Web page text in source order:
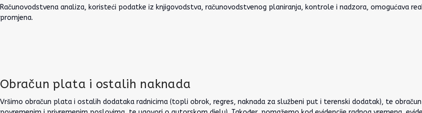
Računovodstvena analiza, koristeći podatke iz knjigovodstva, računovodstvenog planiranja, kontrole i nadzora, omogućava
promjena.
Obračun plata i ostalih naknada
Vršimo obračun plata i ostalih dodataka radnicima (topli obrok, regres, naknada za službeni put i terenski dodatak), te